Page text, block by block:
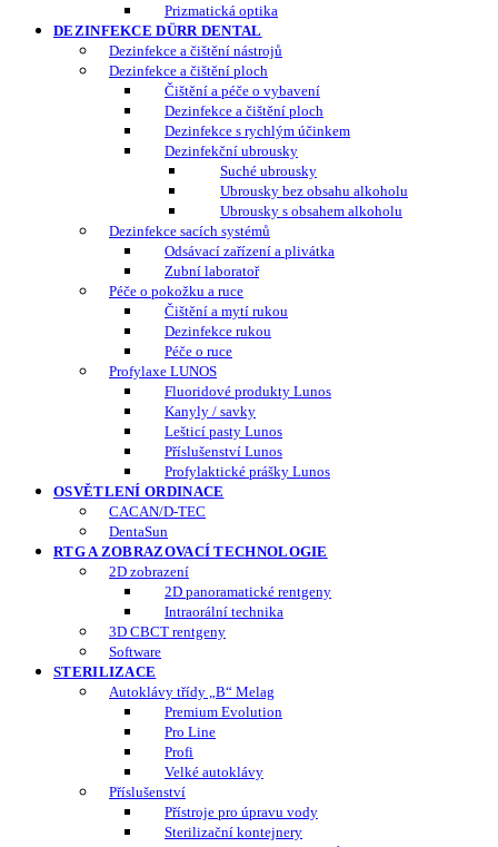
Prizmatická optika
DEZINFEKCE DÜRR DENTAL
Dezinfekce a čištění nástrojů
Dezinfekce a čištění ploch
Čištění a péče o vybavení
Dezinfekce a čištění ploch
Dezinfekce s rychlým účinkem
Dezinfekční ubrousky
Suché ubrousky
Ubrousky bez obsahu alkoholu
Ubrousky s obsahem alkoholu
Dezinfekce sacích systémů
Odsávací zařízení a plivátka
Zubní laboratoř
Péče o pokožku a ruce
Čištění a mytí rukou
Dezinfekce rukou
Péče o ruce
Profylaxe LUNOS
Fluoridové produkty Lunos
Kanyly / savky
Lešticí pasty Lunos
Příslušenství Lunos
Profylaktické prášky Lunos
OSVĚTLENÍ ORDINACE
CACAN/D-TEC
DentaSun
RTG A ZOBRAZOVACÍ TECHNOLOGIE
2D zobrazení
2D panoramatické rentgeny
Intraorální technika
3D CBCT rentgeny
Software
STERILIZACE
Autoklávy třídy „B“ Melag
Premium Evolution
Pro Line
Profi
Velké autoklávy
Příslušenství
Přístroje pro úpravu vody
Sterilizační kontejnery